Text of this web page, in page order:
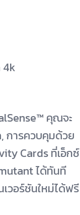
4k
คุณจะ
การควบคุมด้วย
Cards ที่เอ็กซ์
ได้ทันที
วอร์ชันใหม่ได้ฟรี